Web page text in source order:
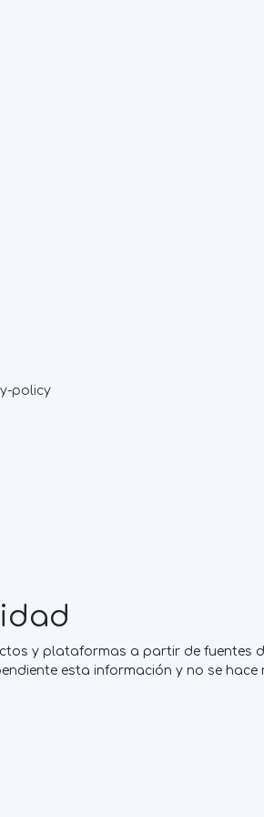
policy
y plataformas a partir de
esta información y no se hace